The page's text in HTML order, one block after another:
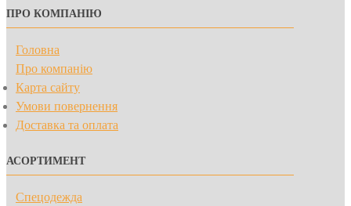
ПРО КОМПАНІЮ
Головна
Про компанію
Карта сайту
Умови повернення
Доставка та оплата
АСОРТИМЕНТ
Спецодежда